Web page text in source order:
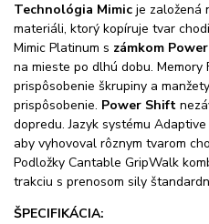
Technológia Mimic je založená
materiáli, ktorý kopíruje tvar
Mimic Platinum s zámkom
na mieste po dlhú dobu.
prispôsobenie škrupiny a
prispôsobenie. Power Shift
dopredu. Jazyk systému
aby vyhovoval rôznym tvarom
Podložky Cantable GripWalk
trakciu s prenosom sily
ŠPECIFIKÁCIA: